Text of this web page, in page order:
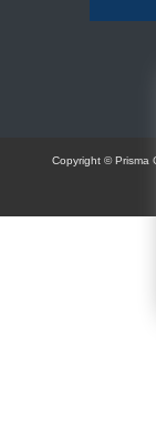
Copyright © Prisma